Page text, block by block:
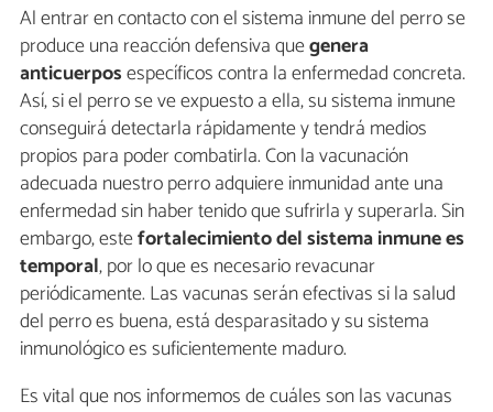
Al entrar en contacto con el sistema inmune del perro se
produce una reacción defensiva quegenera
anticuerposespecíficos contra la enfermedad concreta.
Así, si el perro se ve expuesto a ella, su sistema inmune
conseguirá detectarla rápidamente y tendrá medios
propios para poder combatirla. Con la vacunación
adecuada nuestro perro adquiere inmunidad ante una
enfermedad sin haber tenido que sufrirla y superarla. Sin
embargo, estefortalecimiento del sistema inmune es
temporal, por lo que es necesario revacunar
periódicamente. Las vacunas serán efectivas si la salud
del perro es buena, está desparasitado y su sistema
inmunológico es suficientemente maduro.
Es vital que nos informemos de cuáles son las vacunas